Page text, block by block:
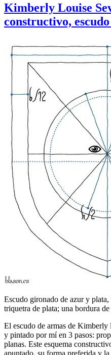
Kimberly Louise
constructivo,
Escudo gironado de azur y
triquetra de plata; una bordura de
El escudo de armas de Kimberly
y pintado por mí en 3 pasos:
planas. Este esquema
apuntado, su forma preferida y